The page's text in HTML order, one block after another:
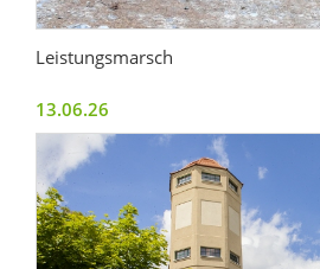
Leistungsmarsch
13.06.26